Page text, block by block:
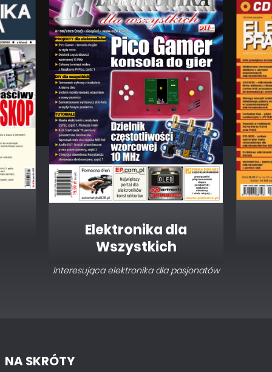
Elektronika dla
Wszystkich
Interesująca elektronika dla pasjonatów
NA SKRÓTY